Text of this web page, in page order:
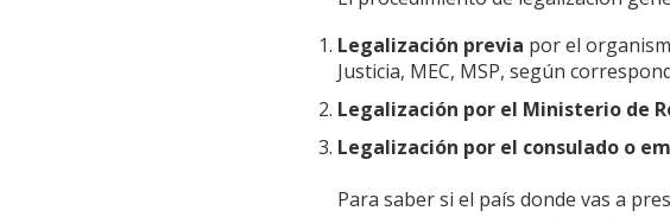
Legalización previa por el
Justicia, MEC, MSP, según
Legalización por el Ministerio de
Legalización por el consulado o
Para saber si el país donde vas a